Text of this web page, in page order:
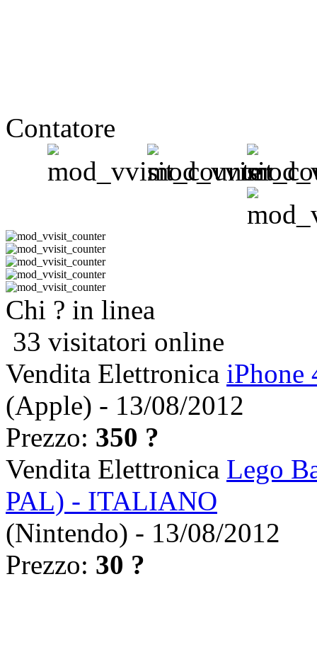
Contatore
Chi ? in linea
33 visitatori online
Vendita Elettronica iPhone
(Apple) - 13/08/2012
Prezzo: 350 ?
Vendita Elettronica Lego
PAL) - ITALIANO
(Nintendo) - 13/08/2012
Prezzo: 30 ?